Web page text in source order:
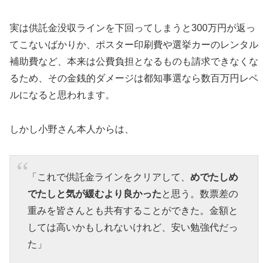
実は供託金没収ラインを下回ってしまうと300万円が返っ
てこないばかりか、ポスター印刷費や選挙カーのレンタル
補助費など、本来は公費負担となるものも請求できなくな
るため、その金銭的ダメージは都知事選なら数百万円レベ
ルになると思われます。
しかし小野さん本人からは、
「これで供託金ラインをクリアして、 めでたしめ
でたしと気が緩むより良かったと思う。数票差の
重みを皆さんとも共有することができた。金額と
しては高いかもしれないけれど、安い勉強代だっ
た」